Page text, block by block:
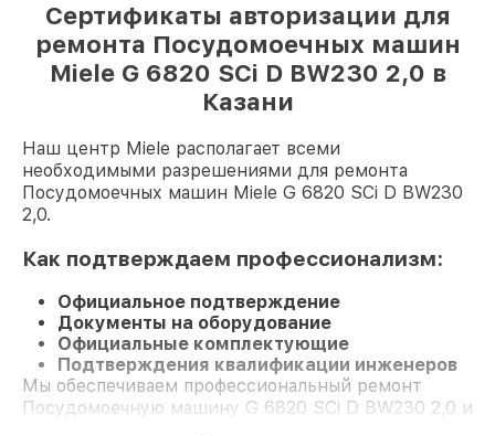
Сертификаты авторизации для
ремонта Посудомоечных машин
Miele G 6820 SCi D BW230 2,0 в
Казани
Наш центр Miele располагает всеми
необходимыми разрешениями для ремонта
Посудомоечных машин Miele G 6820 SCi D BW230
2,0.
Как подтверждаем профессионализм:
Официальное подтверждение
Документы на оборудование
Официальные комплектующие
Подтверждения квалификации инженеров
Мы обеспечиваем профессиональный ремонт
Посудомоечную машину G 6820 SCi D BW230 2,0 и